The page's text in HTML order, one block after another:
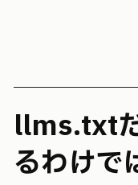
llms.txtだけでAIに読まれ
るわけで